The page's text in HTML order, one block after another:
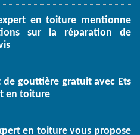
en toiture mentionne
sur la réparation de
de gouttière gratuit avec Ets
en toiture
en toiture vous propose